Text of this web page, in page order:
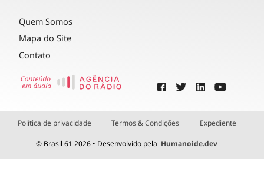
Quem Somos
Mapa do Site
Contato
Política de privacidade Termos & Condições Expediente
© Brasil 61 2026 • Desenvolvido pela Humanoide.dev